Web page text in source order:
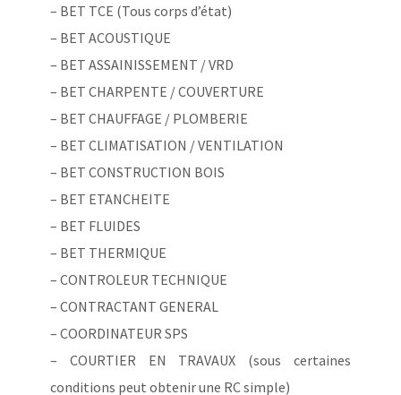
– BET TCE (Tous corps d’état)
– BET ACOUSTIQUE
– BET ASSAINISSEMENT / VRD
– BET CHARPENTE / COUVERTURE
– BET CHAUFFAGE / PLOMBERIE
– BET CLIMATISATION / VENTILATION
– BET CONSTRUCTION BOIS
– BET ETANCHEITE
– BET FLUIDES
– BET THERMIQUE
– CONTROLEUR TECHNIQUE
– CONTRACTANT GENERAL
– COORDINATEUR SPS
– COURTIER EN TRAVAUX (sous certaines
conditions peut obtenir une RC simple)